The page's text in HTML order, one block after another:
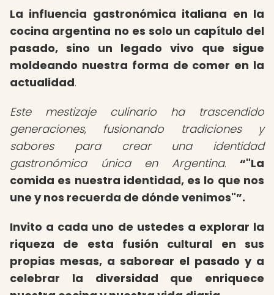
La influencia gastronómica italiana en la
cocina argentina no es solo un capítulo del
pasado, sino un legado vivo que sigue
moldeando nuestra forma de comer en la
actualidad.
Este mestizaje culinario ha trascendido
generaciones, fusionando tradiciones y
sabores para crear una identidad
gastronómica única en Argentina.
"La
comida es nuestra identidad, es lo que nos
une y nos recuerda de dónde venimos" .
Invito a cada uno de ustedes a explorar la
riqueza de esta fusión cultural en sus
propias mesas, a saborear el pasado y a
celebrar la diversidad que enriquece